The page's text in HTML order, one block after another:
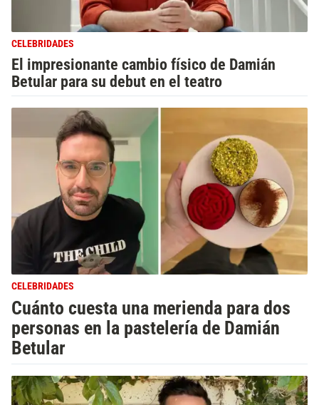
CELEBRIDADES
El impresionante cambio físico de Damián
Betular para su debut en el teatro
CELEBRIDADES
Cuánto cuesta una merienda para dos
personas en la pastelería de Damián
Betular